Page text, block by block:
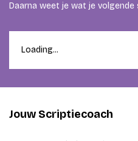
Daarna weet je wat je volgende
Loading...
Jouw Scriptiecoach